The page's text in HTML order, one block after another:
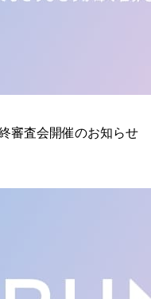
審査会開催のお知らせ